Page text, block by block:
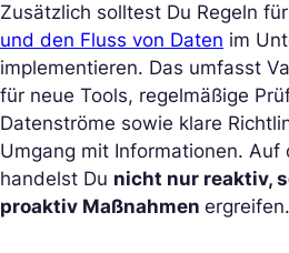
Zusätzlich solltest Du Regeln
und den Fluss von Daten im
implementieren. Das umfasst
für neue Tools, regelmäßige
Datenströme sowie klare
Umgang mit Informationen. Auf
handelst Du nicht nur reaktiv,
proaktiv Maßnahmen ergreifen.